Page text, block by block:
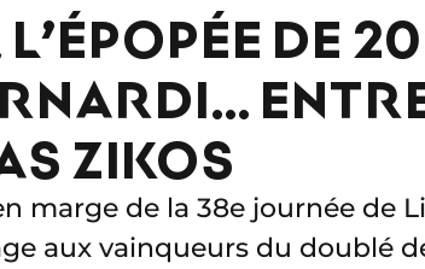
DE
ZIKOS
marge de la 38e journée de
aux vainqueurs du doublé